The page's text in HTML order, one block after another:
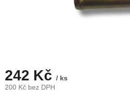
242 Kč / ks
200 Kč bez DPH